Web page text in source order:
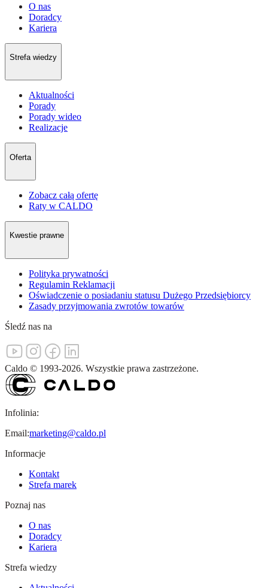
O nas
Doradcy
Kariera
Strefa wiedzy
Aktualności
Porady
Porady wideo
Realizacje
Oferta
Zobacz całą ofertę
Raty w CALDO
Kwestie prawne
Polityka prywatności
Regulamin Reklamacji
Oświadczenie o posiadaniu statusu Dużego Przedsiębiorcy
Zasady przyjmowania zwrotów towarów
Śledź nas na
Caldo © 1993-2026. Wszystkie prawa zastrzeżone.
Infolinia:
Email:marketing@caldo.pl
Informacje
Kontakt
Strefa marek
Poznaj nas
O nas
Doradcy
Kariera
Strefa wiedzy